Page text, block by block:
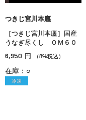
つきじ宮川本廛
［つきじ宮川本廛］国産
うなぎ尽くし ＯＭ６０
6,950 円 （8%税込）
在庫：○
冷凍